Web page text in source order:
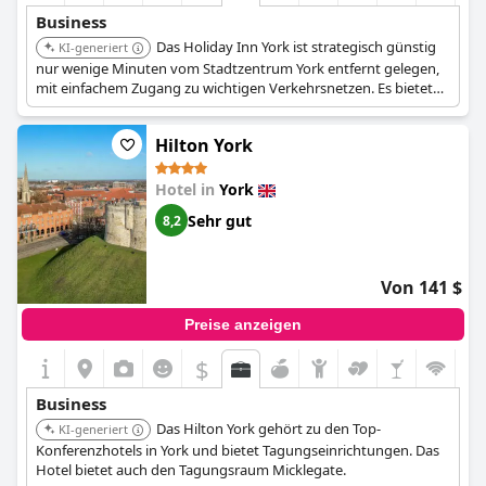
Business
KI-generiert
Das Holiday Inn York ist strategisch günstig
nur wenige Minuten vom Stadtzentrum York entfernt gelegen,
mit einfachem Zugang zu wichtigen Verkehrsnetzen. Es bietet
flexible Arbeitsbereiche, die bis zu 90 Delegierte aufnehmen
können. Das Hotel bietet auch kostenlose Parkplätze für
Delegierte und High-Speed-WLAN.
Hilton York
Hotel in York
8,2 Sehr gut
Von 141 $
Preise anzeigen
$
Business
KI-generiert
Das Hilton York gehört zu den Top-
Konferenzhotels in York und bietet Tagungseinrichtungen. Das
Hotel bietet auch den Tagungsraum Micklegate.